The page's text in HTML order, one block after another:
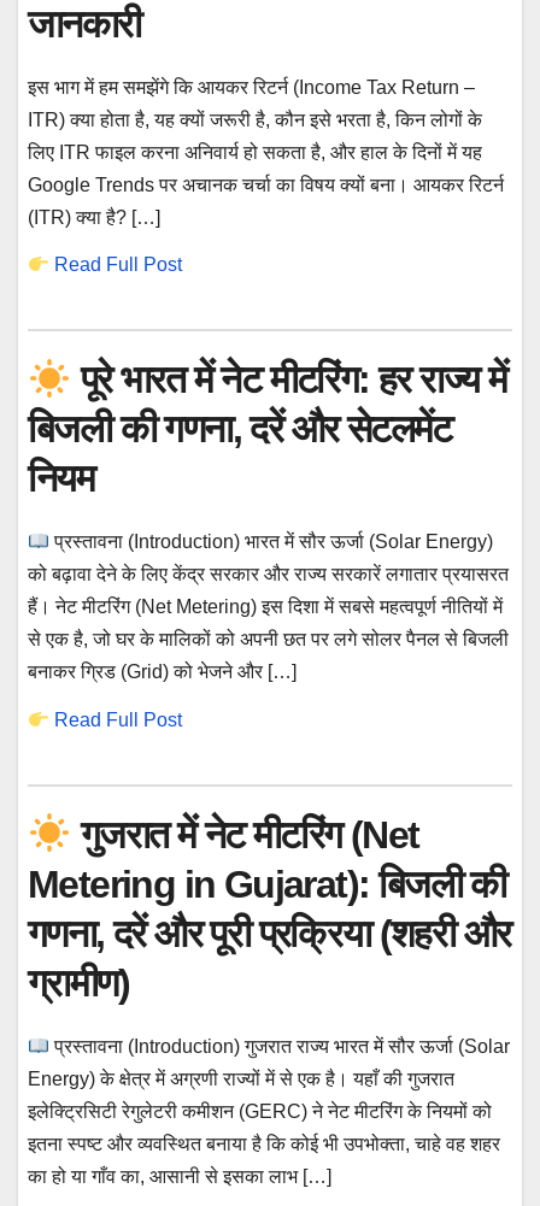
जानकारी
इस भाग में हम समझेंगे कि आयकर रिटर्न (Income Tax Return –
ITR) क्या होता है, यह क्यों जरूरी है, कौन इसे भरता है, किन लोगों के
लिए ITR फाइल करना अनिवार्य हो सकता है, और हाल के दिनों में यह
Google Trends पर अचानक चर्चा का विषय क्यों बना। आयकर रिटर्न
(ITR) क्या है? […]
Read Full Post
पूरे भारत में नेट मीटरिंग: हर राज्य में
बिजली की गणना, दरें और सेटलमेंट
नियम
प्रस्तावना (Introduction) भारत में सौर ऊर्जा (Solar Energy)
को बढ़ावा देने के लिए केंद्र सरकार और राज्य सरकारें लगातार प्रयासरत
हैं। नेट मीटरिंग (Net Metering) इस दिशा में सबसे महत्वपूर्ण नीतियों में
से एक है, जो घर के मालिकों को अपनी छत पर लगे सोलर पैनल से बिजली
बनाकर ग्रिड (Grid) को भेजने और […]
Read Full Post
गुजरात में नेट मीटरिंग (Net
Metering in Gujarat): बिजली की
गणना, दरें और पूरी प्रक्रिया (शहरी और
ग्रामीण)
प्रस्तावना (Introduction) गुजरात राज्य भारत में सौर ऊर्जा (Solar
Energy) के क्षेत्र में अग्रणी राज्यों में से एक है। यहाँ की गुजरात
इलेक्ट्रिसिटी रेगुलेटरी कमीशन (GERC) ने नेट मीटरिंग के नियमों को
इतना स्पष्ट और व्यवस्थित बनाया है कि कोई भी उपभोक्ता, चाहे वह शहर
का हो या गाँव का, आसानी से इसका लाभ […]